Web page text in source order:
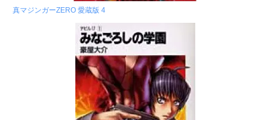
真マジンガーZERO 愛蔵版 4